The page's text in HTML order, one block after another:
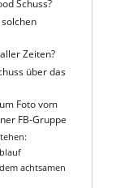
Schuss?
Zeiten?
über das
Foto vom
FB-Gruppe
achtsamen